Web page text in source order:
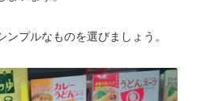
プルなものを選びましょう。